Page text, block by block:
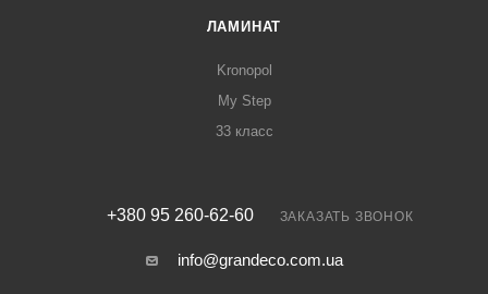
ЛАМИНАТ
Kronopol
My Step
33 класс
+380 95 260-62-60 ЗАКАЗАТЬ ЗВОНОК
info@grandeco.com.ua